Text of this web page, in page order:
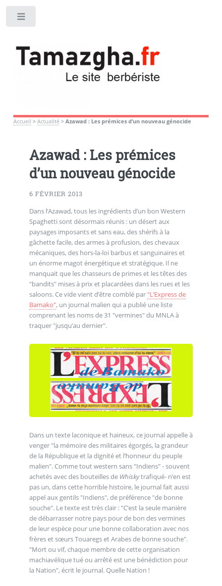
Accueil > Actualité> Azawad : Les prémices d’un nouveau génocide
Azawad : Les prémices
d’un nouveau génocide
6 FÉVRIER 2013
Dans l’Azawad, tous les ingrédients d’un bon Western
Spaghetti sont désormais réunis : un désert aux
paysages imposants et sans eau, des shérifs à la
gâchette facile, des armes à profusion, des chevaux
mécaniques, des hors-la-loi barbus et sanguinaires et
un énorme magot énergétique et stratégique. Il ne
manquait que les chasseurs de primes et les têtes des
"bandits" mises à prix et placardées dans les rues et les
saloons. Ce vide vient d’être comblé par "L’Express de
Bamako", un journal malien qui a publié une liste
comprenant les noms de 31 "vermines" du MNLA à
traquer "jusqu’au dernier".
Dans un texte laconique et haineux, ce journal appelle à
venger "la mémoire des militaires égorgés, la grandeur
de la République et la dignité et l’honneur du peuple
malien". Comme tout western sans "Indiens" - souvent
achetés avec des bouteilles de Whiskytrafiqué- n’en est
pas un, dans cette horrible histoire, le journal fait aussi
appel aux gentils "Indiens", de préférence "de bonne
souche". Le texte est très clair : "C’est la seule manière
de débarrasser notre pays pour de bon des vermines
de leur espèce pour une bonne collaboration avec nos
frères et sœurs Touaregs et Arabes de bonne souche".
"Mort ou vif, chaque membre de cette organisation
machiavélique tué ou arrêté est une bénédiction pour
la Nation", écrit le journal. Quelle Nation !